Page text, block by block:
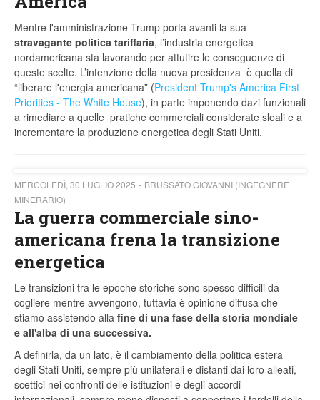
Mentre l'amministrazione Trump porta avanti la sua
stravagante politica tariffaria, l’industria energetica
nordamericana sta lavorando per attutire le conseguenze di
queste scelte. L’intenzione della nuova presidenza è quella di
“liberare l'energia americana” (President Trump's America First
Priorities - The White House), in parte imponendo dazi funzionali
a rimediare a quelle pratiche commerciali considerate sleali e a
incrementare la produzione energetica degli Stati Uniti.
MERCOLEDÌ, 30 LUGLIO 2025
BRUSSATO GIOVANNI (INGEGNERE
MINERARIO)
La guerra commerciale sino-
americana frena la transizione
energetica
Le transizioni tra le epoche storiche sono spesso difficili da
cogliere mentre avvengono, tuttavia è opinione diffusa che
stiamo assistendo alla fine di una fase della storia mondiale
e all'alba di una successiva.
A definirla, da un lato, è il cambiamento della politica estera
degli Stati Uniti, sempre più unilaterali e distanti dai loro alleati,
scettici nei confronti delle istituzioni e degli accordi